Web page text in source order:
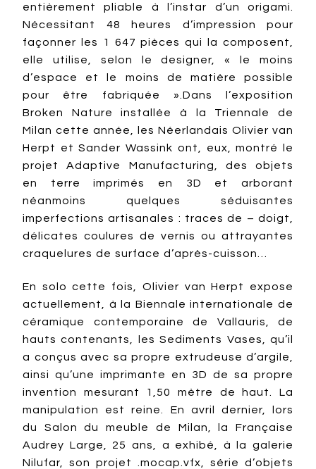
entièrement pliable à l’instar d’un origami.
Nécessitant 48 heures d’impression pour
façonner les 1 647 pièces qui la composent,
elle utilise, selon le designer, « le moins
d’espace et le moins de matière possible
pour être fabriquée ».Dans l’exposition
Broken Nature installée à la Triennale de
Milan cette année, les Néerlandais Olivier van
Herpt et Sander Wassink ont, eux, montré le
projet Adaptive Manufacturing, des objets
en terre imprimés en 3D et arborant
néanmoins quelques séduisantes
imperfections artisanales : traces de – doigt,
délicates coulures de vernis ou attrayantes
craquelures de surface d’après-cuisson…
En solo cette fois, Olivier van Herpt expose
actuellement, à la Biennale internationale de
céramique contemporaine de Vallauris, de
hauts contenants, les Sediments Vases, qu’il
a conçus avec sa propre extrudeuse d’argile,
ainsi qu’une imprimante en 3D de sa propre
invention mesurant 1,50 mètre de haut. La
manipulation est reine. En avril dernier, lors
du Salon du meuble de Milan, la Française
Audrey Large, 25 ans, a exhibé, à la galerie
Nilufar, son projet .mocap.vfx, série d’objets